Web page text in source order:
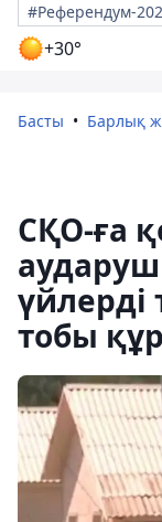
#Референдум-
+30°
Басты Барлық
СҚО-ға
үйлерді
тобы